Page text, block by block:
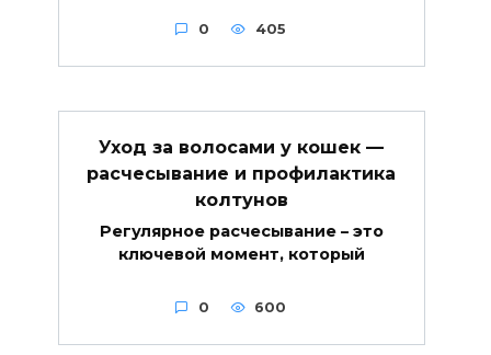
0 405
Уход за волосами у кошек —
расчесывание и профилактика
колтунов
Регулярное расчесывание – это
ключевой момент, который
0 600